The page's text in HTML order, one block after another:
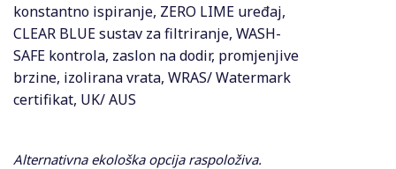
konstantno ispiranje, ZERO LIME uređaj,
CLEAR BLUE sustav za filtriranje, WASH-
SAFE kontrola, zaslon na dodir, promjenjive
brzine, izolirana vrata, WRAS/ Watermark
certifikat, UK/ AUS
Alternativna ekološka opcija raspoloživa.